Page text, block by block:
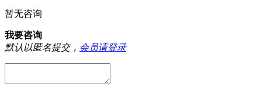
暂无咨询
我要咨询
默认以匿名提交， 会员请登录